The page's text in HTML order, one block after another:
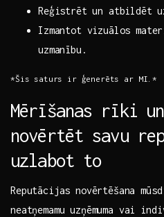
Reģistrēt un atbildēt uz
Izmantot vizuālos
uzmanību.
*Šis saturs​ ir ģenerēts‌ ar MI.*
Mērīšanas rīki⁣
novērtēt ‌savu
uzlabot to
Reputācijas novērtēšana
neatņemamu uzņēmuma vai